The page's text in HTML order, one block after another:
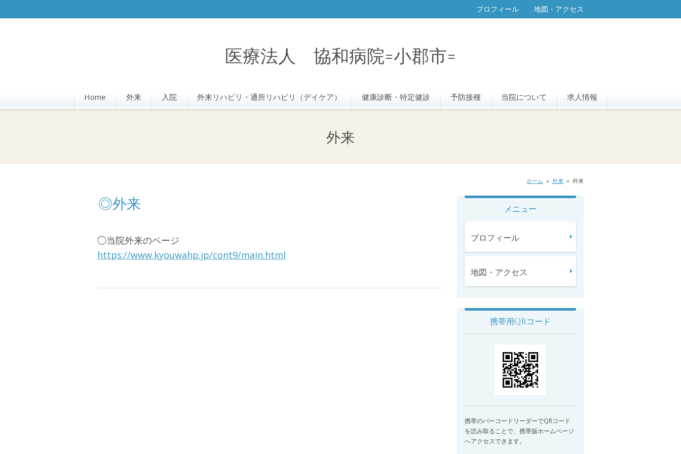
医療法人 協和病院=小郡市=
プロフィール 地図・アクセス
Home 外来 入院 外来リハビリ・通所リハビリ（デイケア） 健康診断・特定健診 予防接種 当院について 求人情報
外来
ホーム » 外来 » 外来
◎外来
◯当院外来のページ
https://www.kyouwahp.jp/cont9/main.html
メニュー
プロフィール
地図・アクセス
携帯用QRコード
携帯のバーコードリーダーでQRコード
を読み取ることで、携帯版ホームページ
へアクセスできます。